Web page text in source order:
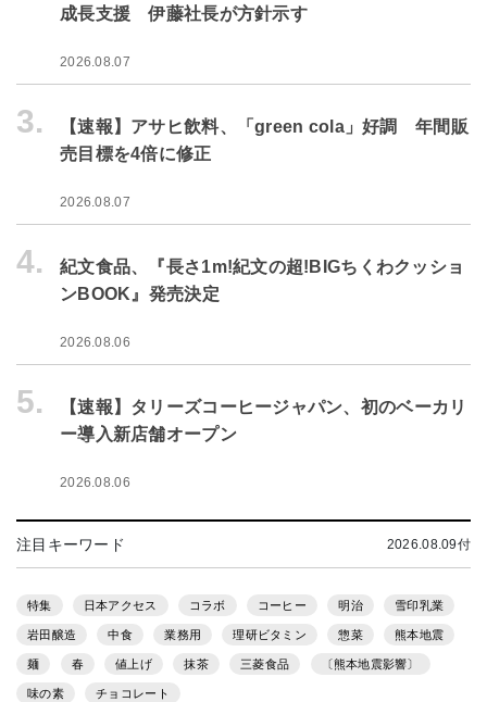
成長支援 伊藤社長が方針示す
2026.08.07
3.
【速報】アサヒ飲料、「green cola」好調 年間販
売目標を4倍に修正
2026.08.07
4.
紀文食品、『長さ1m!紀文の超!BIGちくわクッショ
ンBOOK』発売決定
2026.08.06
5.
【速報】タリーズコーヒージャパン、初のベーカリ
ー導入新店舗オープン
2026.08.06
注目キーワード 2026.08.09付
特集 日本アクセス コラボ コーヒー 明治 雪印乳業
岩田醸造 中食 業務用 理研ビタミン 惣菜 熊本地震
麺 春 値上げ 抹茶 三菱食品 〔熊本地震影響〕
味の素 チョコレート